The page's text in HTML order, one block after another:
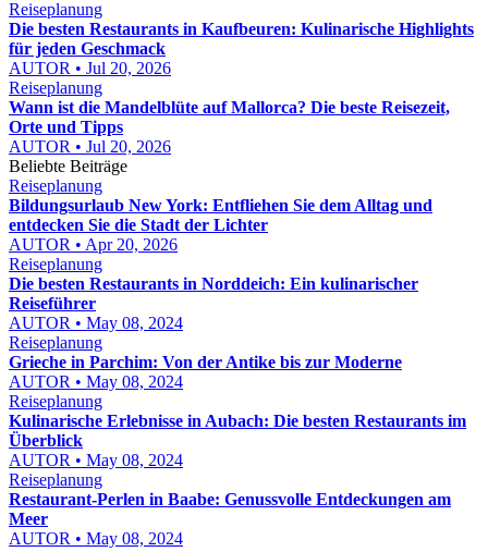
Reiseplanung
Die besten Restaurants in Kaufbeuren: Kulinarische Highlights
für jeden Geschmack
AUTOR • Jul 20, 2026
Reiseplanung
Wann ist die Mandelblüte auf Mallorca? Die beste Reisezeit,
Orte und Tipps
AUTOR • Jul 20, 2026
Beliebte Beiträge
Reiseplanung
Bildungsurlaub New York: Entfliehen Sie dem Alltag und
entdecken Sie die Stadt der Lichter
AUTOR • Apr 20, 2026
Reiseplanung
Die besten Restaurants in Norddeich: Ein kulinarischer
Reiseführer
AUTOR • May 08, 2024
Reiseplanung
Grieche in Parchim: Von der Antike bis zur Moderne
AUTOR • May 08, 2024
Reiseplanung
Kulinarische Erlebnisse in Aubach: Die besten Restaurants im
Überblick
AUTOR • May 08, 2024
Reiseplanung
Restaurant-Perlen in Baabe: Genussvolle Entdeckungen am
Meer
AUTOR • May 08, 2024